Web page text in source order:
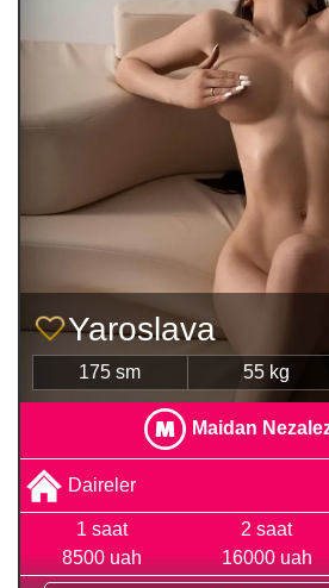
Yaroslava
175 sm 55 kg
Maidan
Daireler
1 saat
8500 uah
2 saat
16000 uah